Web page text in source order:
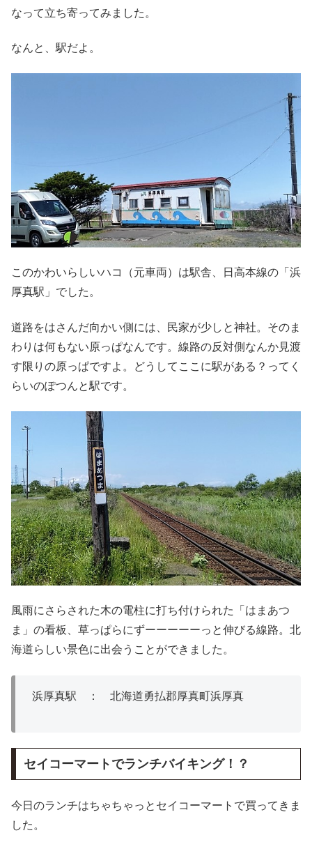
なって立ち寄ってみました。
なんと、駅だよ。
このかわいらしいハコ（元車両）は駅舎、日高本線の「浜
厚真駅」でした。
道路をはさんだ向かい側には、民家が少しと神社。そのま
わりは何もない原っぱなんです。線路の反対側なんか見渡
す限りの原っぱですよ。どうしてここに駅がある？ってく
らいのぽつんと駅です。
風雨にさらされた木の電柱に打ち付けられた「はまあつ
ま」の看板、草っぱらにずーーーーーっと伸びる線路。北
海道らしい景色に出会うことができました。
浜厚真駅 ： 北海道勇払郡厚真町浜厚真
セイコーマートでランチバイキング！？
今日のランチはちゃちゃっとセイコーマートで買ってきま
した。